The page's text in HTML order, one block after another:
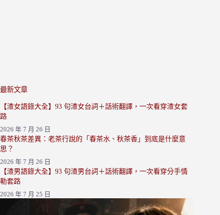
最新文章
【渣女語錄大全】93 句渣女台詞＋話術翻譯，一次看穿渣女套
路
2026 年 7 月 26 日
春茶秋茶差異：老茶行說的「春茶水、秋茶香」到底是什麼意
思？
2026 年 7 月 26 日
【渣男語錄大全】93 句渣男台詞＋話術翻譯，一次看穿分手情
勒套路
2026 年 7 月 25 日